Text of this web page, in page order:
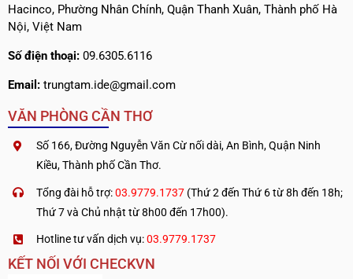
Hacinco, Phường Nhân Chính, Quận Thanh Xuân, Thành phố Hà
Nội, Việt Nam
Số điện thoại: 09.6305.6116
Email: trungtam.ide@gmail.com
VĂN PHÒNG CẦN THƠ
Số 166, Đường Nguyễn Văn Cừ nối dài, An Bình, Quận Ninh
Kiều, Thành phố Cần Thơ.
Tổng đài hỗ trợ:03.9779.1737 (Thứ 2 đến Thứ 6 từ 8h đến 18h;
Thứ 7 và Chủ nhật từ 8h00 đến 17h00).
Hotline tư vấn dịch vụ:03.9779.1737
KẾT NỐI VỚI CHECKVN